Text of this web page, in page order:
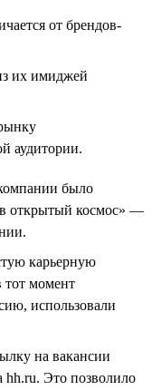
от брендов-
их имиджей
аудитории.
было
открытый космос» —
карьерную
тот момент
использовали
на вакансии
Это позволило